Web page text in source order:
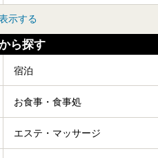
示する
ら探す
宿泊
お食事・食事処
エステ・マッサージ